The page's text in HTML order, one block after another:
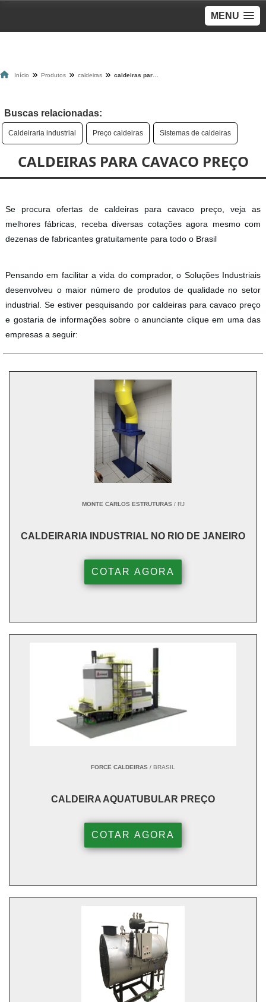
MENU
Início Produtos caldeiras
Buscas relacionadas:
Caldeiraria industrial Preço caldeiras Sistemas de caldeiras
CALDEIRAS PARA CAVACO PREÇO
Se procura ofertas de caldeiras para cavaco preço, veja as
melhores fábricas, receba diversas cotações agora mesmo com
dezenas de fabricantes gratuitamente para todo o Brasil
Pensando em facilitar a vida do comprador, o Soluções Industriais
desenvolveu o maior número de produtos de qualidade no setor
industrial. Se estiver pesquisando por caldeiras para cavaco preço
e gostaria de informações sobre o anunciante clique em uma das
empresas a seguir:
MONTE CARLOS ESTRUTURAS/ RJ
CALDEIRARIA INDUSTRIAL NO RIO DE JANEIRO
COTAR AGORA
FORCË CALDEIRAS / BRASIL
CALDEIRA AQUATUBULAR PREÇO
COTAR AGORA